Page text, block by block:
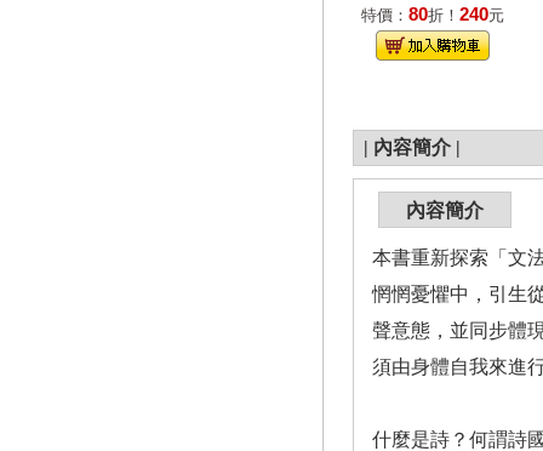
特價： 80折！ 240元
| 內容簡介 |
內容簡介
本書重新探索「文
惘惘憂懼中，引生
聲意態，並同步體
須由身體自我來進
什麼是詩？何謂詩